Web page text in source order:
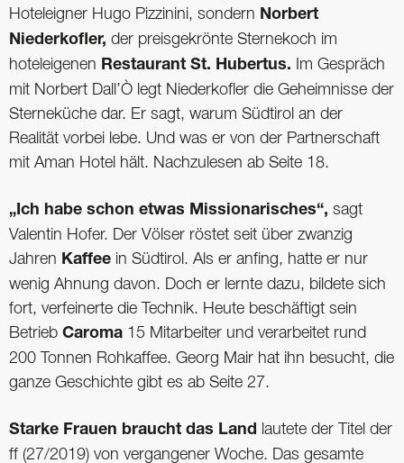
Hoteleigner Hugo Pizzinini, sondern Norbert
Niederkofler, der preisgekrönte Sternekoch im
hoteleigenen Restaurant St. Hubertus. Im Gespräch
mit Norbert Dall’Ò legt Niederkofler die Geheimnisse der
Sterneküche dar. Er sagt, warum Südtirol an der
Realität vorbei lebe. Und was er von der Partnerschaft
mit Aman Hotel hält. Nachzulesen ab Seite 18.
„Ich habe schon etwas Missionarisches“, sagt
Valentin Hofer. Der Völser röstet seit über zwanzig
Jahren Kaffee in Südtirol. Als er anfing, hatte er nur
wenig Ahnung davon. Doch er lernte dazu, bildete sich
fort, verfeinerte die Technik. Heute beschäftigt sein
Betrieb Caroma 15 Mitarbeiter und verarbeitet rund
200 Tonnen Rohkaffee. Georg Mair hat ihn besucht, die
ganze Geschichte gibt es ab Seite 27.
Starke Frauen braucht das Land
lautete der Titel der
ff (27/2019) von vergangener Woche. Das gesamte